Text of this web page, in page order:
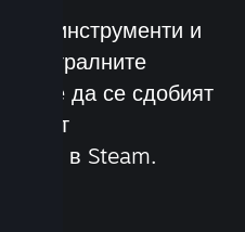
от инструменти и
на игралните
да се сдобият
от
игри в Steam.